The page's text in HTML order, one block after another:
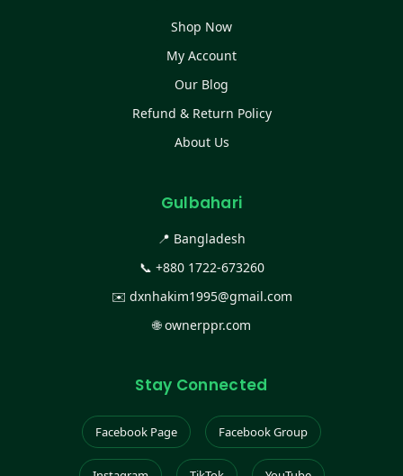
Shop Now
My Account
Our Blog
Refund & Return Policy
About Us
Gulbahari
📍 Bangladesh
📞 +880 1722-673260
✉️ dxnhakim1995@gmail.com
🌐ownerppr.com
Stay Connected
Facebook Page Facebook Group